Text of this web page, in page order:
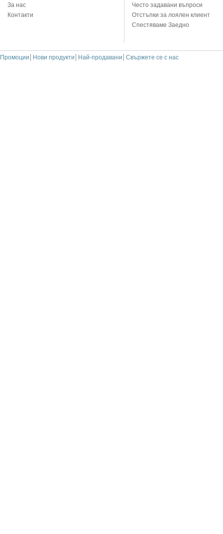
За нас
Контакти
Често задавани въпроси
Отстъпки за лоялен клиент
Спестяваме Заедно
Промоции Нови продукти Най-продавани Свържете се с нас